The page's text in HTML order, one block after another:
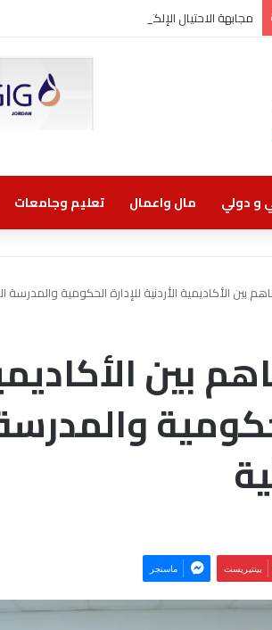
مجابهة الاحتيال الإلكتروني مسؤولية مشتركة
و دولي مال واعمال تعليم وجامعات
بين الأكاديمية الأردنية للإدارة الحكومية والمدرسة
بين
بينتيريست ماسنجر